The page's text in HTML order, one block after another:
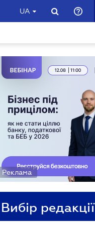
UA
Реклама
Вибір редакції